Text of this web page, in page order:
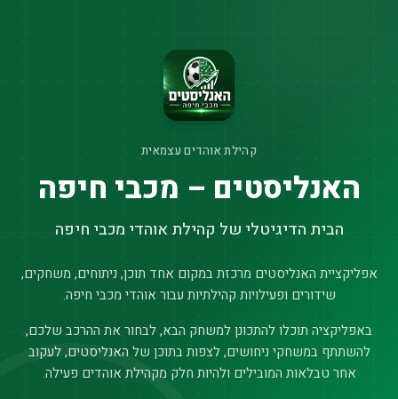
קהילת אוהדים עצמאית
האנליסטים – מכבי חיפה
הבית הדיגיטלי של קהילת אוהדי מכבי חיפה
אפליקציית האנליסטים מרכזת במקום אחד תוכן, ניתוחים, משחקים,
שידורים ופעילויות קהילתיות עבור אוהדי מכבי חיפה.
באפליקציה תוכלו להתכונן למשחק הבא, לבחור את ההרכב שלכם,
להשתתף במשחקי ניחושים, לצפות בתוכן של האנליסטים, לעקוב
אחר טבלאות המובילים ולהיות חלק מקהילת אוהדים פעילה.